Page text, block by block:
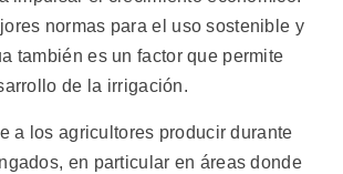
normas para el uso sostenible y
también es un factor que permite
de la irrigación.
a los agricultores producir durante
en particular en áreas donde